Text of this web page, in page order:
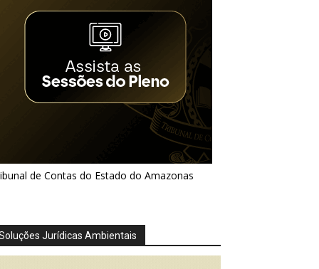
de Contas do Estado do Amazonas
Jurídicas Ambientais